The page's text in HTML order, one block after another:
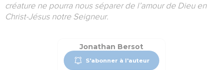
créature ne pourra nous séparer de l’amour de Dieu en
Christ-Jésus notre Seigneur.
Jonathan Bersot
S'abonner à l'auteur